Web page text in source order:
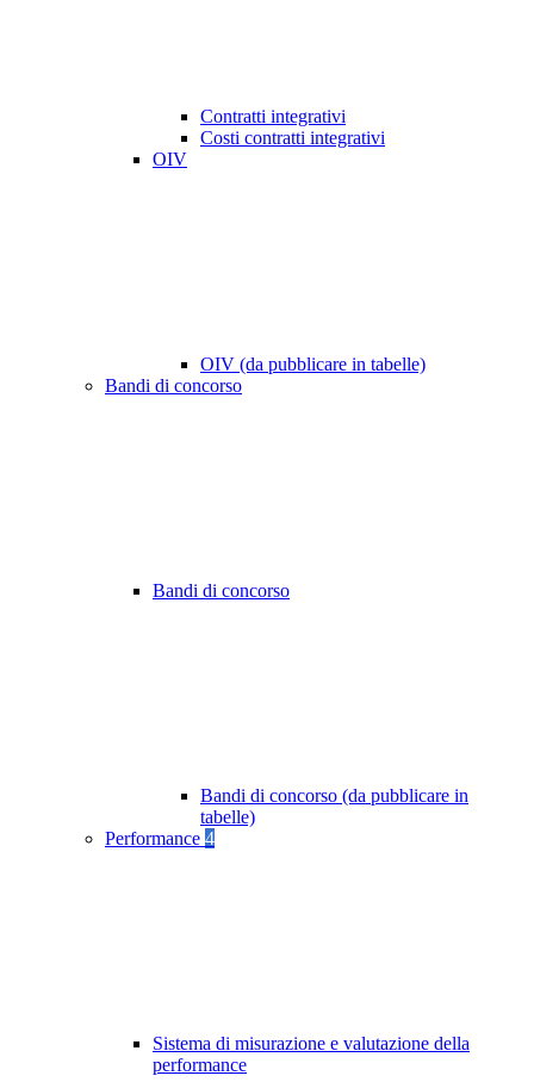
Contratti integrativi
Costi contratti integrativi
OIV
OIV (da pubblicare in tabelle)
Bandi di concorso
Bandi di concorso
Bandi di concorso (da pubblicare in
tabelle)
Performance 4
Sistema di misurazione e valutazione della
performance